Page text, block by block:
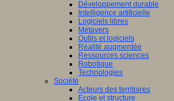
Développement durable
Intelligence artificielle
Logiciels libres
Métavers
Outils et logiciels
Réalité augmentée
Ressources sciences
Robotique
Technologies
Société
Acteurs des territoires
Ecole et structure